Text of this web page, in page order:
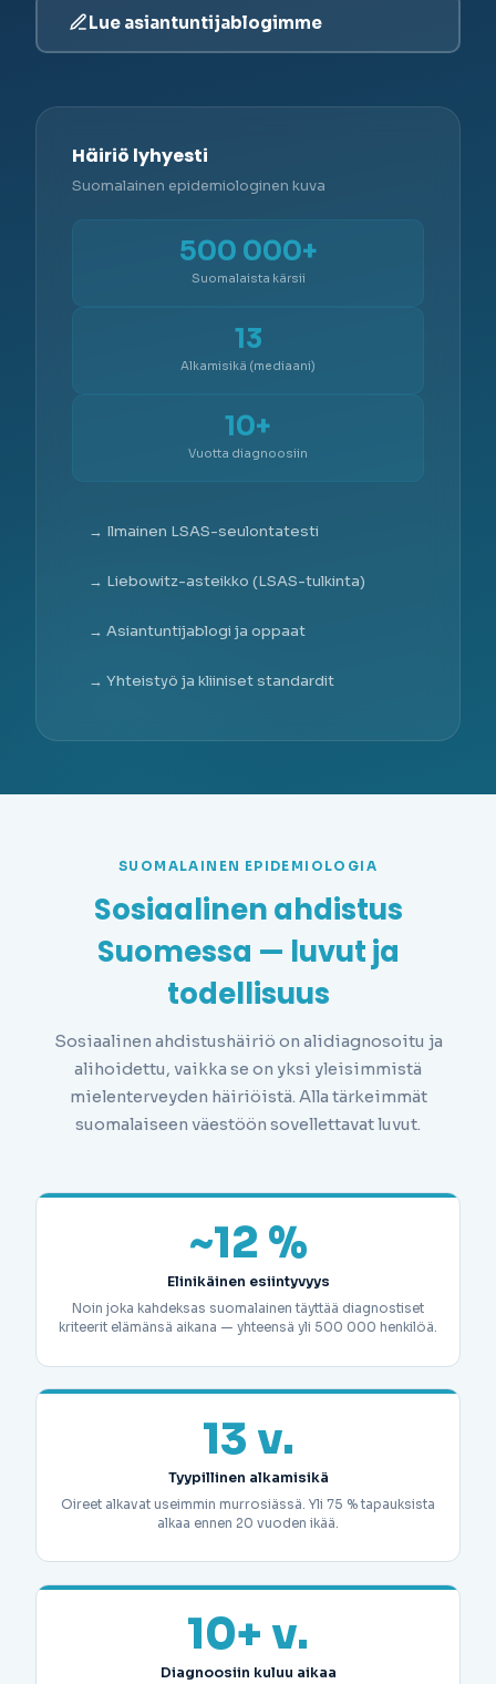
Lue asiantuntijablogimme
Häiriö lyhyesti
Suomalainen epidemiologinen kuva
500 000+
Suomalaista kärsii
13
Alkamisikä (mediaani)
10+
Vuotta diagnoosiin
→ Ilmainen LSAS-seulontatesti
→ Liebowitz-asteikko (LSAS-tulkinta)
→ Asiantuntijablogi ja oppaat
→ Yhteistyö ja kliiniset standardit
SUOMALAINEN EPIDEMIOLOGIA
Sosiaalinen ahdistus
Suomessa — luvut ja
todellisuus
Sosiaalinen ahdistushäiriö on alidiagnosoitu ja
alihoidettu, vaikka se on yksi yleisimmistä
mielenterveyden häiriöistä. Alla tärkeimmät
suomalaiseen väestöön sovellettavat luvut.
~12 %
Elinikäinen esiintyvyys
Noin joka kahdeksas suomalainen täyttää diagnostiset
kriteerit elämänsä aikana — yhteensä yli 500 000 henkilöä.
13 v.
Tyypillinen alkamisikä
Oireet alkavat useimmin murrosiässä. Yli 75 % tapauksista
alkaa ennen 20 vuoden ikää.
10+ v.
Diagnoosiin kuluu aikaa